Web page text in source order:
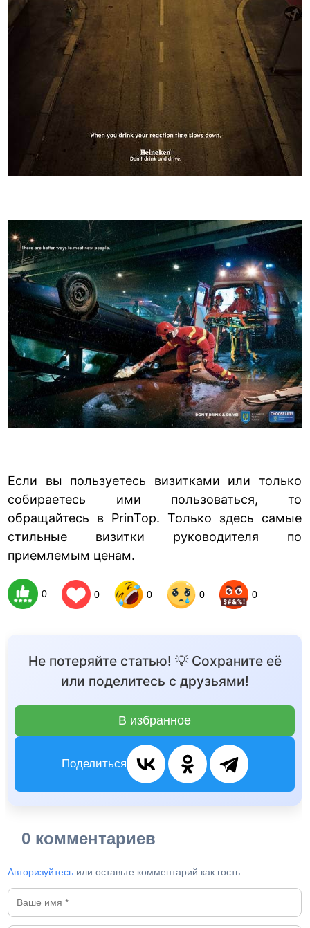
Если вы пользуетесь визитками или только
собираетесь ими пользоваться, то
обращайтесь в PrinTop. Только здесь самые
стильные визитки руководителя по
приемлемым ценам.
0 0 0 0 0
Не потеряйте статью! 💡 Сохраните её
или поделитесь с друзьями!
В избранное
Поделиться
0 комментариев
Авторизуйтесь или оставьте комментарий как гость